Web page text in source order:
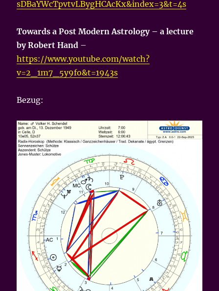
sDBaYWcTpvtvLBygHCAcKx&index=3&t=4s
Towards a Post Modern Astrology – a lecture
by Robert Hand –
https://www.youtube.com/watch?
v=2_1m7_5y9fo&t=1943s
Bezug: